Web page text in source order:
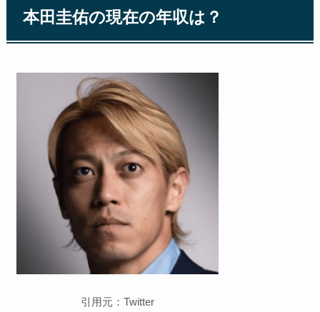
本田圭佑の現在の年収は？
引用元：Twitter